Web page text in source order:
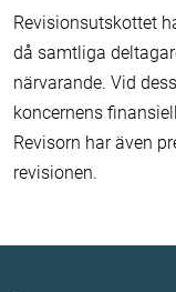
Revisionsutskottet
då samtliga
närvarande. Vid
koncernens
Revisorn har även
revisionen.